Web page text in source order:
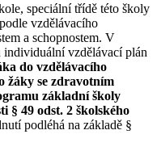
speciální třídě této školy
vzdělávacího
a schopnostem. V
individuální vzdělávací plán
do vzdělávacího
žáky se zdravotním
základní školy
§ 49 odst. 2 školského
podléhá na základě §